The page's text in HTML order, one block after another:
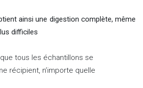
ainsi une digestion complète, même
difficiles
tous les échantillons se
récipient, n’importe quelle